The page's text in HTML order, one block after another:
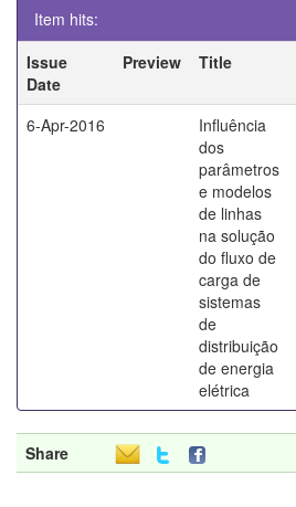
Item hits:
Issue
Date
Preview Title
6-Apr-2016
Influência
dos
parâmetros
e modelos
de linhas
na solução
do fluxo de
carga de
sistemas
de
distribuição
de energia
elétrica
Share